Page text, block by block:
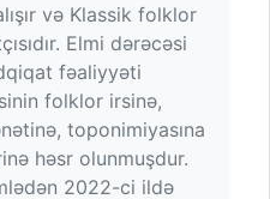
və Klassik folklor
Elmi dərəcəsi
fəaliyyəti
folklor irsinə,
toponimiyasına
həsr olunmuşdur.
2022-ci ildə